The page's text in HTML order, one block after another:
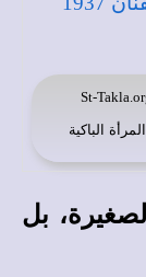
St-
الباكية
بل